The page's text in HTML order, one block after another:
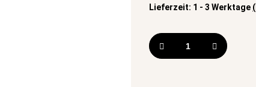
Lieferzeit: 1 - 3 Werktage